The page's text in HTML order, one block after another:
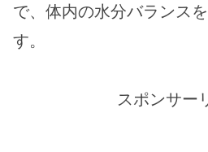
で、体内の水分バランス
す。
スポンサー